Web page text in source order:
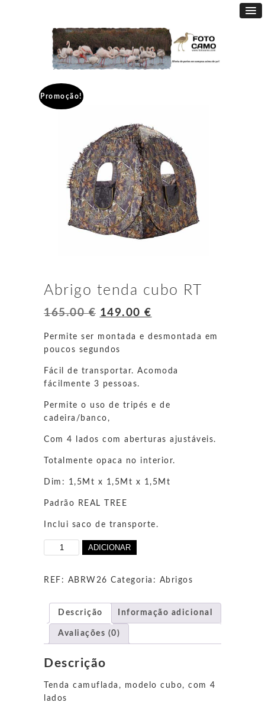
Promoção!
Abrigo tenda cubo RT
165.00€ O
original
era:
149.00 €
atual
Permite ser montada e desmontada em
poucos segundos
Fácil de transportar. Acomoda
fácilmente 3 pessoas.
Permite o uso de tripés e de
cadeira/banco,
Com 4 lados com aberturas ajustáveis.
Totalmente opaca no interior.
Dim: 1,5Mt x 1,5Mt x 1,5Mt
Padrão REAL TREE
Inclui saco de transporte.
Quantidade
de
tenda
ADICIONAR
REF: ABRW26 Categoria: Abrigos
Descrição Informação adicional
Avaliações (0)
Descrição
Tenda camuflada, modelo cubo, com 4
lados